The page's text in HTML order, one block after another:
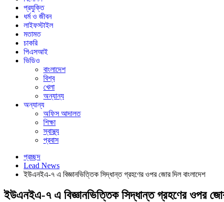
প্রযুক্তি
ধর্ম ও জীবন
লাইফস্টাইল
মতামত
চাকরি
পিএসআই
ভিডিও
বাংলাদেশ
বিশ্ব
খেলা
অন্যান্য
অন্যান্য
অফিস আদালত
শিক্ষা
স্বাস্থ্য
প্রবাস
প্রচ্ছদ
Lead News
ইউএনইএ-৭ এ বিজ্ঞানভিত্তিক সিদ্ধান্ত গ্রহণের ওপর জোর দিল বাংলাদেশ
ইউএনইএ-৭ এ বিজ্ঞানভিত্তিক সিদ্ধান্ত গ্রহণের ওপর জোর